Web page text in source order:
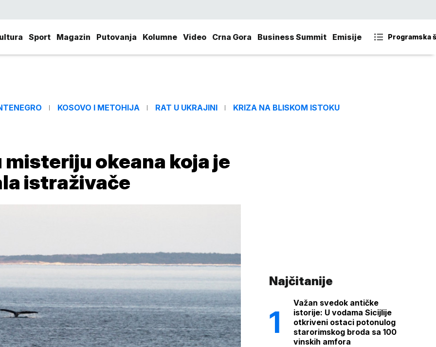
Sport Magazin Putovanja Kolumne Video Crna Gora Business Summit Emisije Programska
KOSOVO I METOHIJA RAT U UKRAJINI KRIZA NA BLISKOM ISTOKU
okeana koja je
istraživače
Najčitanije
Važan svedok antičke
istorije: U vodama Sicijlije
otkriveni ostaci potonulog
starorimskog broda sa 100
vinskih amfora